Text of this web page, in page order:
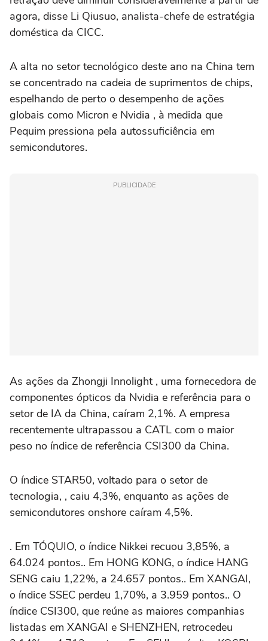
agora, disse ‌Li Qiusuo, analista-chefe de estratégia
doméstica da CICC.
A alta no setor tecnológico deste ano na China tem
se concentrado na cadeia de suprimentos de chips,
espelhando de perto o desempenho de ⁠ações
globais como Micron e Nvidia , à medida que
Pequim pressiona pela autossuficiência em
semicondutores.
PUBLICIDADE
As ações da Zhongji Innolight , uma fornecedora de
componentes ópticos da Nvidia e referência para o
setor de IA da China, caíram 2,1%. A empresa
‌recentemente ultrapassou a CATL com o maior
peso no índice de referência CSI300 da China.
O índice STAR50, voltado para o setor ⁠de
tecnologia, , caiu 4,3%, enquanto as ações de
semicondutores onshore caíram 4,5%.
. Em TÓQUIO, o índice Nikkei recuou 3,85%, a
64.024 pontos.. Em HONG KONG, o índice HANG
SENG caiu 1,22%, a 24.657 pontos.. Em XANGAI,
o índice SSEC perdeu 1,70%, a 3.959 pontos.. O
índice CSI300, que reúne as maiores companhias
listadas em XANGAI e SHENZHEN, retrocedeu